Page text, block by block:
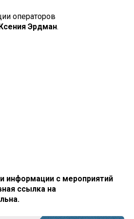
операторов
Ксения Эрдман.
информации с мероприятий
ссылка на